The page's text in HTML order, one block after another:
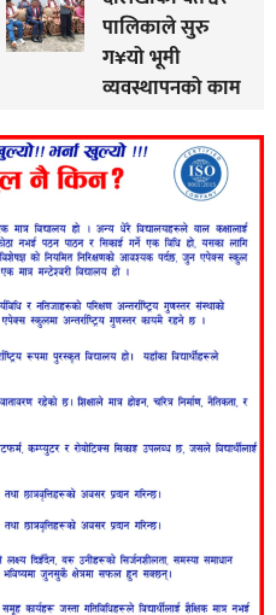
पालिकाले सुरु
ग¥यो भूमी
व्यवस्थापनको काम